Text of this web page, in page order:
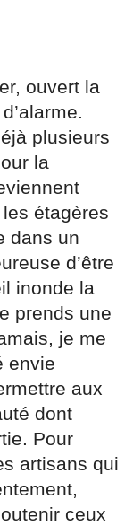
ouvert la
plusieurs
la
étagères
dans un
d’être
inonde la
prends une
je me
envie
aux
dont
Pour
artisans qui
ceux